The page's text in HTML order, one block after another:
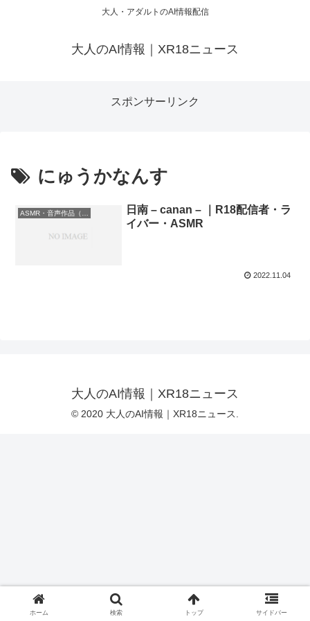
大人・アダルトのAI情報配信
大人のAI情報｜XR18ニュース
スポンサーリンク
にゅうかなんす
日南 – canan – ｜R18配信者・ラ
イバー・ASMR
2022.11.04
大人のAI情報｜XR18ニュース
© 2020 大人のAI情報｜XR18ニュース.
ホーム 検索 トップ サイドバー